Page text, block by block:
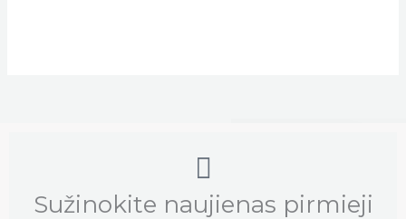
Sužinokite naujienas pirmieji